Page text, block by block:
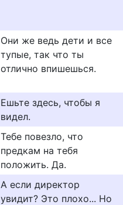
Они же ведь дети и все
тупые, так что ты
отлично впишешься.
Ешьте здесь, чтобы я
видел.
Тебе повезло, что
предкам на тебя
положить. Да.
А если директор
увидит? Это плохо... Но